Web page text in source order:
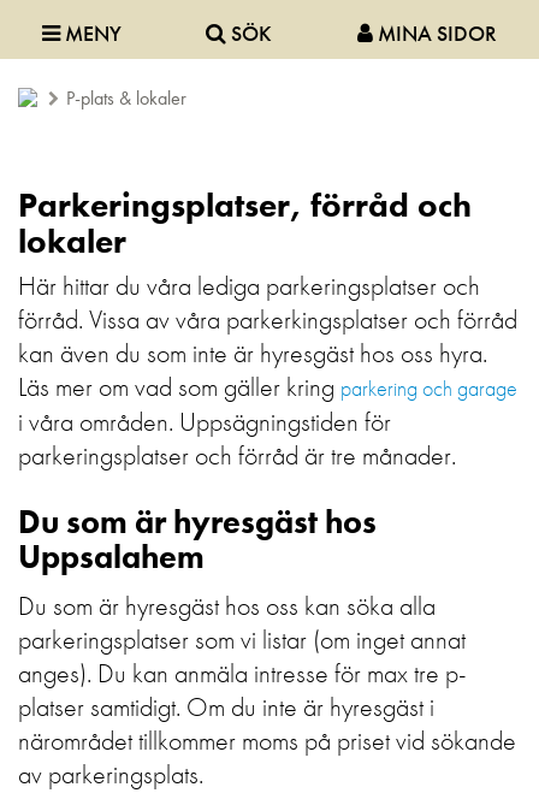
MENY SÖK MINA SIDOR
P-plats & lokaler
Parkeringsplatser, förråd och
lokaler
Här hittar du våra lediga parkeringsplatser och
förråd. Vissa av våra parkerkingsplatser och förråd
kan även du som inte är hyresgäst hos oss hyra.
Läs mer om vad som gäller kring parkering och garage
i våra områden. Uppsägningstiden för
parkeringsplatser och förråd är tre månader.
Du som är hyresgäst hos
Uppsalahem
Du som är hyresgäst hos oss kan söka alla
parkeringsplatser som vi listar (om inget annat
anges). Du kan anmäla intresse för max tre p-
platser samtidigt. Om du inte är hyresgäst i
närområdet tillkommer moms på priset vid sökande
av parkeringsplats.